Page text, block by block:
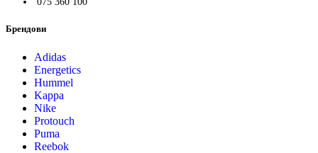
Брендови
Adidas
Energetics
Hummel
Kappa
Nike
Protouch
Puma
Reebok